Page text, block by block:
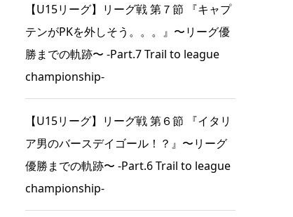
【U15リーグ】リーグ戦 第７節 『キャプ
テンがPKを外しそう。。。』〜リーグ優
勝までの軌跡〜 -Part.7 Trail to league
championship-
【U15リーグ】リーグ戦 第６節 『イタリ
ア男のバースデイゴール！？』〜リーグ
優勝までの軌跡〜 -Part.6 Trail to league
championship-